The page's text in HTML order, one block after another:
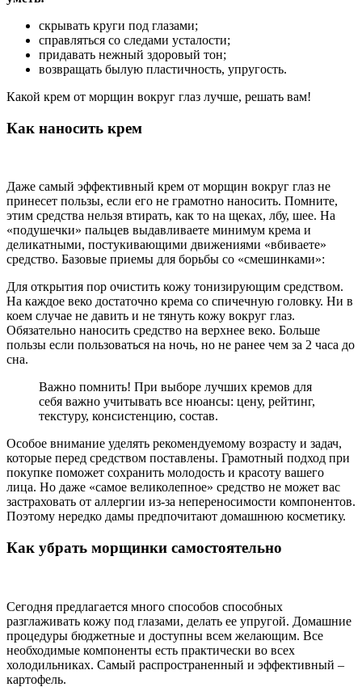
скрывать круги под глазами;
справляться со следами усталости;
придавать нежный здоровый тон;
возвращать былую пластичность, упругость.
Какой крем от морщин вокруг глаз лучше, решать вам!
Как наносить крем
Даже самый эффективный крем от морщин вокруг глаз не
принесет пользы, если его не грамотно наносить. Помните,
этим средства нельзя втирать, как то на щеках, лбу, шее. На
«подушечки» пальцев выдавливаете минимум крема и
деликатными, постукивающими движениями «вбиваете»
средство. Базовые приемы для борьбы со «смешинками»:
Для открытия пор очистить кожу тонизирующим средством.
На каждое веко достаточно крема со спичечную головку. Ни в
коем случае не давить и не тянуть кожу вокруг глаз.
Обязательно наносить средство на верхнее веко. Больше
пользы если пользоваться на ночь, но не ранее чем за 2 часа до
сна.
Важно помнить! При выборе лучших кремов для
себя важно учитывать все нюансы: цену, рейтинг,
текстуру, консистенцию, состав.
Особое внимание уделять рекомендуемому возрасту и задач,
которые перед средством поставлены. Грамотный подход при
покупке поможет сохранить молодость и красоту вашего
лица. Но даже «самое великолепное» средство не может вас
застраховать от аллергии из-за непереносимости компонентов.
Поэтому нередко дамы предпочитают домашнюю косметику.
Как убрать морщинки самостоятельно
Сегодня предлагается много способов способных
разглаживать кожу под глазами, делать ее упругой. Домашние
процедуры бюджетные и доступны всем желающим. Все
необходимые компоненты есть практически во всех
холодильниках. Самый распространенный и эффективный –
картофель.